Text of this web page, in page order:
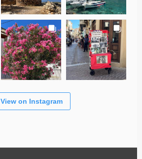
View on Instagram